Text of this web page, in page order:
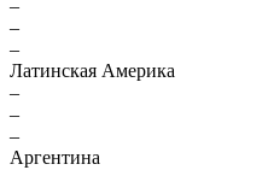
–
–
–
Латинская Америка
–
–
–
Аргентина